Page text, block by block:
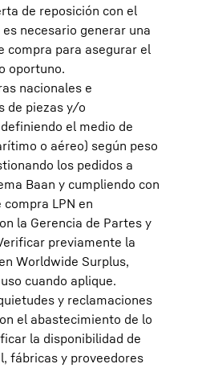
de reposición con el
necesario generar una
compra para asegurar el
oportuno.
nacionales e
de piezas y/o
el medio de
o aéreo) según peso
los pedidos a
Baan y cumpliendo con
LPN en
la Gerencia de Partes y
previamente la
Worldwide Surplus,
cuando aplique.
y reclamaciones
el abastecimiento de lo
la disponibilidad de
fábricas y proveedores